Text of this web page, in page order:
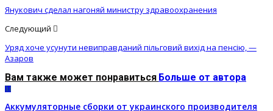
Янукович сделал нагоняй министру здравоохранения
Следующий
Уряд хоче усунути невиправданий пільговий вихід на пенсію, —
Азаров
Вам также может понравиться Больше от автора
Аккумуляторные сборки от украинского производителя